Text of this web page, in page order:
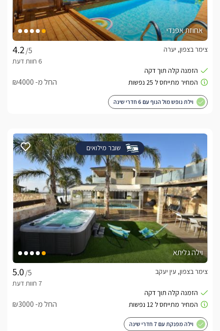
אחוזת אפנדי
/5
צימר בצפון, יערה
החל מ- ₪4000
וילת נופש מול הנוף עם 6 חדרי שינה
שובר מילואים
וילה גליתא
/5
צימר בצפון, עין יעקב
החל מ- ₪3000
וילה מפנקת עם 7 חדרי שינה